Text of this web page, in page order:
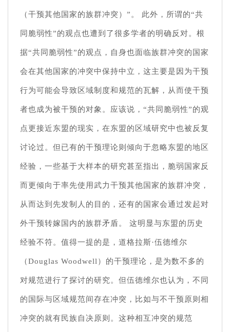
（干预其他国家的族群冲突）”。 此外，所谓的“共
同脆弱性”的观点也遭到了很多学者的明确反对。根
据“共同脆弱性”的观点，自身也面临族群冲突的国家
会在其他国家的冲突中保持中立，这主要是因为干预
行为可能会导致区域制度和规范的瓦解，从而使干预
者也成为被干预的对象。应该说，“共同脆弱性”的观
点更接近东盟的现实，在东盟的区域研究中也被反复
讨论过。但已有的干预理论则倾向于忽略东盟的地区
经验，一些基于大样本的研究甚至指出，脆弱国家反
而更倾向于率先使用武力干预其他国家的族群冲突，
从而达到先发制人的目的，还有的国家会通过发起对
外干预转嫁国内的族群矛盾。 这明显与东盟的历史
经验不符。值得一提的是，道格拉斯·伍德维尔
（Douglas Woodwell）的干预理论，是为数不多的
对规范进行了探讨的研究。但伍德维尔也认为，不同
的国际与区域规范间存在冲突，比如与不干预原则相
冲突的就有民族自决原则。这种相互冲突的规范